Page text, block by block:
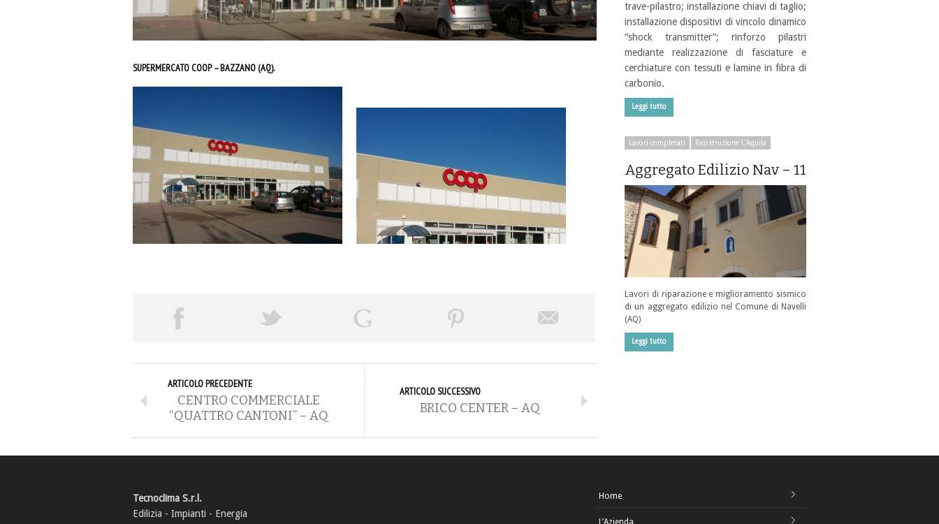
SUPERMERCATO COOP – BAZZANO (AQ).
ARTICOLO PRECEDENTE
CENTRO COMMERCIALE
“QUATTRO CANTONI” – AQ
ARTICOLO SUCCESSIVO
BRICO CENTER – AQ
trave-pilastro; installazione chiavi di taglio;
installazione dispositivi di vincolo dinamico
“shock transmitter”; rinforzo pilastri
mediante realizzazione di fasciature e
cerchiature con tessuti e lamine in fibra di
carbonio.
Leggi tutto
Lavori completati Ricostruzione L'Aquila
Aggregato Edilizio Nav – 11
Lavori di riparazione e miglioramento sismico
di un aggregato edilizio nel Comune di Navelli
(AQ)
Leggi tutto
Tecnoclima S.r.l.
Edilizia - Impianti - Energia
Home